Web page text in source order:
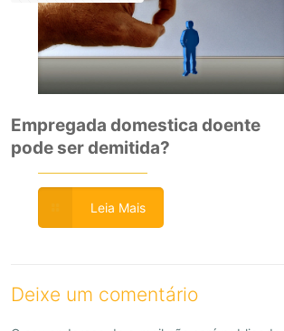
Empregada domestica doente
pode ser demitida?
Leia Mais
Deixe um comentário